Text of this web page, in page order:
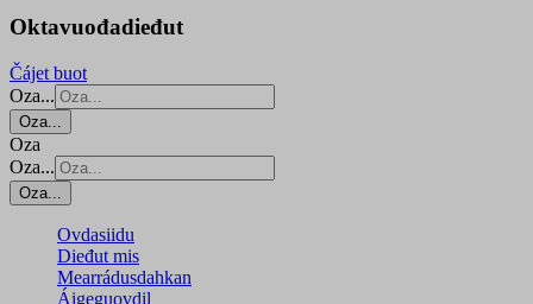
Oktavuođadieđut
Čájet buot
Oza...
Oza...
Oza
Oza...
Oza...
Ovdasiidu
Dieđut mis
Mearrádusdahkan
Áigeguovdil